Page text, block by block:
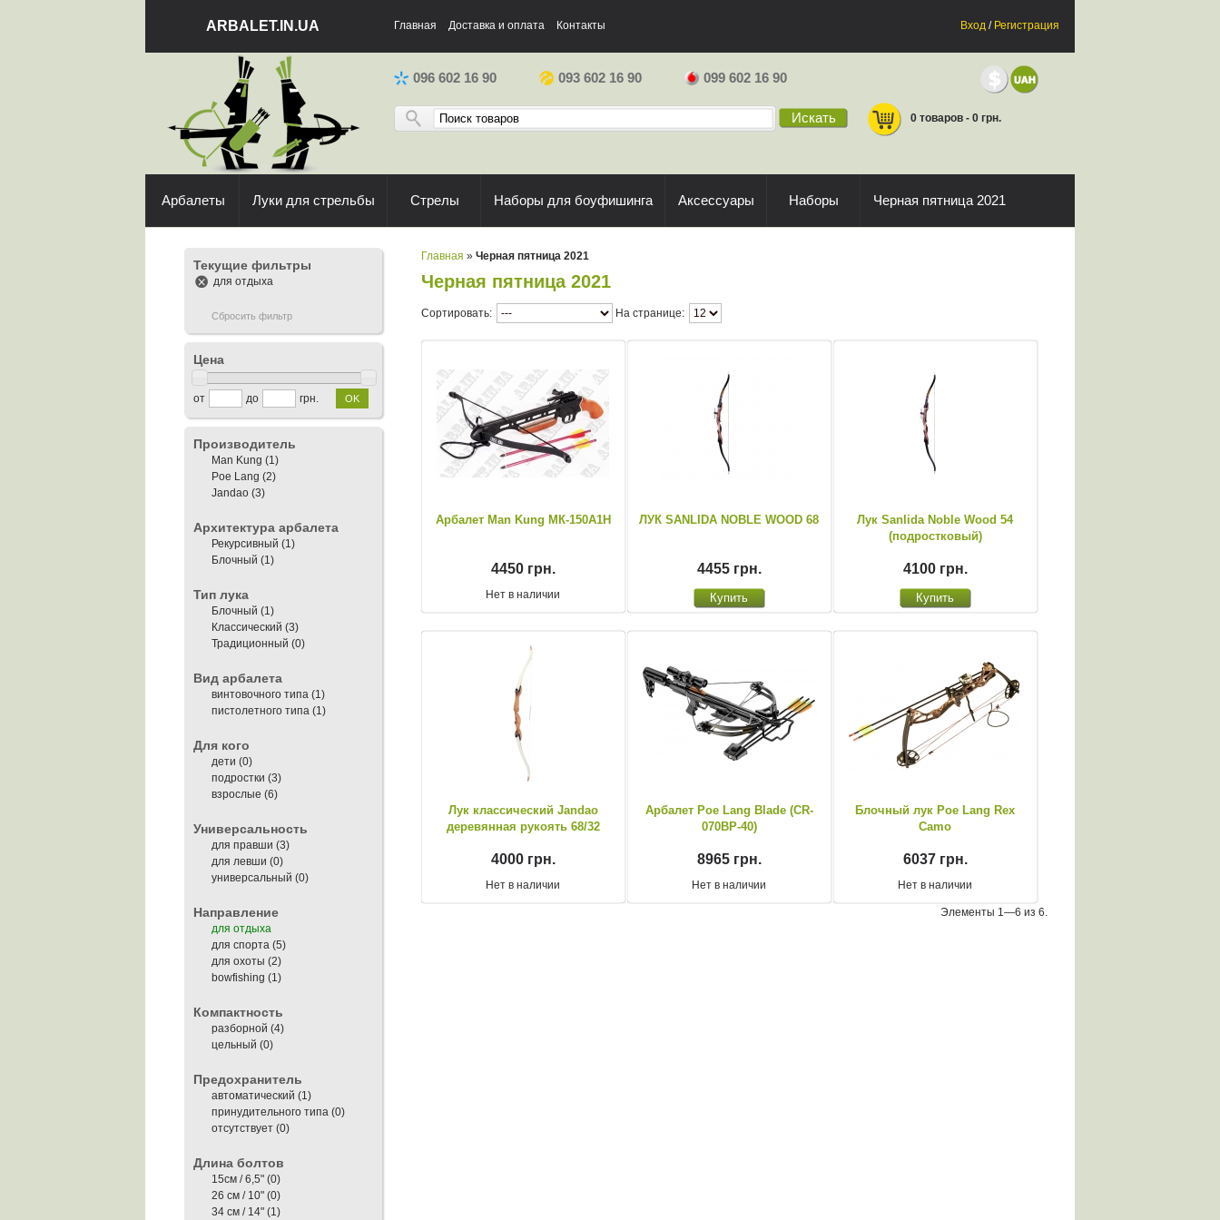
ARBALET.IN.UA Главная Доставка и оплата Контакты Вход / Регистрация
096 602 16 90 093 602 16 90 099 602 16 90
Искать 0 товаров - 0 грн.
Арбалеты Луки для стрельбы Стрелы Наборы для боуфишинга Аксессуары Наборы Черная пятница 2021
Текущие фильтры
для отдыха
Сбросить фильтр
Цена
от до грн. OK
Производитель
Man Kung (1)
Poe Lang (2)
Jandao (3)
Архитектура арбалета
Рекурсивный (1)
Блочный (1)
Тип лука
Блочный (1)
Классический (3)
Традиционный (0)
Вид арбалета
винтовочного типа (1)
пистолетного типа (1)
Для кого
дети (0)
подростки (3)
взрослые (6)
Универсальность
для правши (3)
для левши (0)
универсальный (0)
Направление
для отдыха
для спорта (5)
для охоты (2)
bowfishing (1)
Компактность
разборной (4)
цельный (0)
Предохранитель
автоматический (1)
принудительного типа (0)
отсутствует (0)
Длина болтов
15см / 6,5" (0)
26 см / 10" (0)
34 см / 14" (1)
Главная » Черная пятница 2021
Черная пятница 2021
Сортировать: На странице:
Арбалет Man Kung МК-150A1H
4450 грн.
Нет в наличии
ЛУК SANLIDA NOBLE WOOD 68
4455 грн.
Лук Sanlida Noble Wood 54
(подростковый)
4100 грн.
Лук классический Jandao
деревянная рукоять 68/32
4000 грн.
Нет в наличии
Арбалет Poe Lang Blade (CR-
070BP-40)
8965 грн.
Нет в наличии
Блочный лук Poe Lang Rex
Camo
6037 грн.
Нет в наличии
Элементы 1—6 из 6.